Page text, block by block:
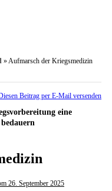
»Aufmarsch der Kriegsmedizin
Beitrag per E-Mail versenden
eine
26. September 2025